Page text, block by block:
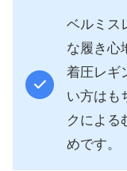
ベルミス
な履き心
着圧レギ
い方はも
クによる
めです。